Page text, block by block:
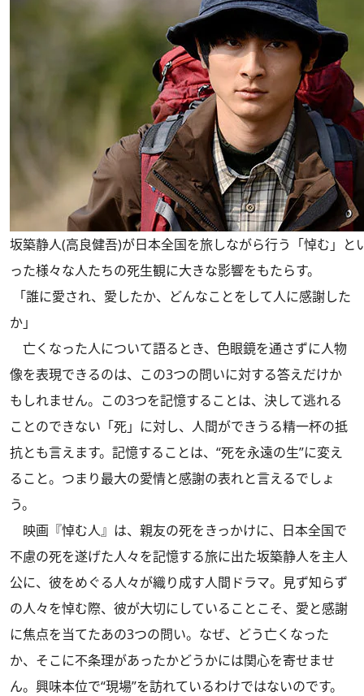
坂築静人(高良健吾)が日本全国を旅しながら行う「悼む」と
った様々な人たちの死生観に大きな影響をもたらす。
「誰に愛され、愛したか、どんなことをして人に感謝した
か」
亡くなった人について語るとき、色眼鏡を通さずに人物
像を表現できるのは、この3つの問いに対する答えだけか
もしれません。この3つを記憶することは、決して逃れる
ことのできない「死」に対し、人間ができうる精一杯の抵
抗とも言えます。記憶することは、“死を永遠の生”に変え
ること。つまり最大の愛情と感謝の表れと言えるでしょ
う。
映画『悼む人』は、親友の死をきっかけに、日本全国で
不慮の死を遂げた人々を記憶する旅に出た坂築静人を主人
公に、彼をめぐる人々が織り成す人間ドラマ。見ず知らず
の人々を悼む際、彼が大切にしていることこそ、愛と感謝
に焦点を当てたあの3つの問い。なぜ、どう亡くなった
か、そこに不条理があったかどうかには関心を寄せませ
ん。興味本位で“現場”を訪れているわけではないのです。